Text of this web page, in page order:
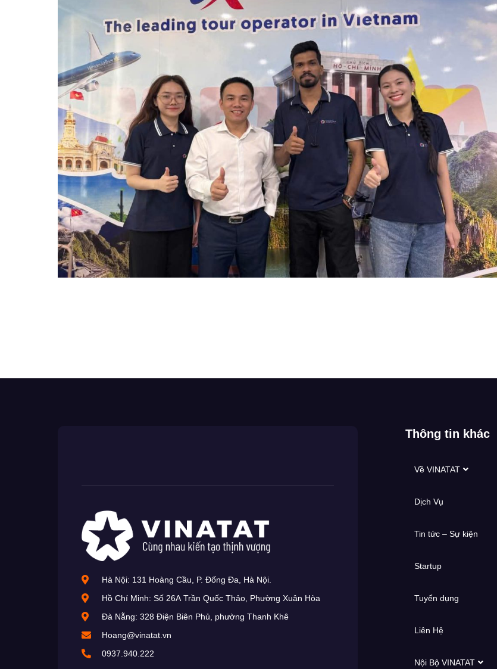
Hà Nội: 131 Hoàng Cầu, P. Đống Đa, Hà Nội.
Hồ Chí Minh: Số 26A Trần Quốc Thảo, Phường Xuân Hòa
Đà Nẵng: 328 Điện Biên Phủ, phường Thanh Khê
Hoang@vinatat.vn
0937.940.222
Thông tin khác
Về VINATAT
Dịch Vụ
Tin tức – Sự kiện
Startup
Tuyển dụng
Liên Hệ
Nội Bộ VINATAT